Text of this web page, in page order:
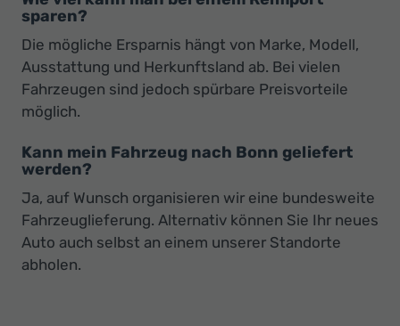
sparen?
Die mögliche Ersparnis hängt von Marke, Modell,
Ausstattung und Herkunftsland ab. Bei vielen
Fahrzeugen sind jedoch spürbare Preisvorteile
möglich.
Kann mein Fahrzeug nach Bonn geliefert
werden?
Ja, auf Wunsch organisieren wir eine bundesweite
Fahrzeuglieferung. Alternativ können Sie Ihr neues
Auto auch selbst an einem unserer Standorte
abholen.